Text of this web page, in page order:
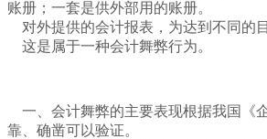
账册；一套是供外部用的账册。
对外提供的会计报表，为达到不同的
这是属于一种会计舞弊行为。
一、会计舞弊的主要表现根据我国《
靠、确凿可以验证。